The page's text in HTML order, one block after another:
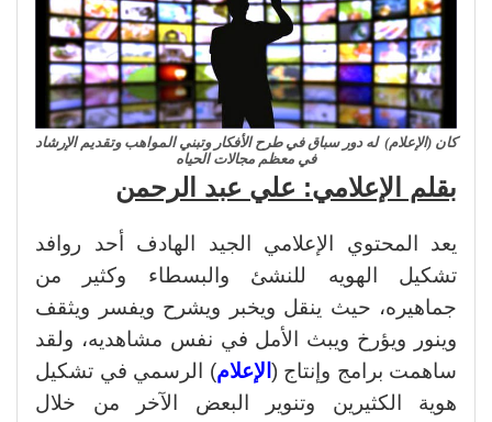
كان (الإعلام) له دور سباق في طرح الأفكار وتبني المواهب وتقديم الإرشاد
في معظم مجالات الحياه
بقلم الإعلامي: علي عبد الرحمن
يعد المحتوي الإعلامي الجيد الهادف أحد روافد
تشكيل الهويه للنشئ والبسطاء وكثير من
جماهيره، حيث ينقل ويخبر ويشرح ويفسر ويثقف
وينور ويؤرخ ويبث الأمل في نفس مشاهديه، ولقد
ساهمت برامج وإنتاج ( الإعلام) الرسمي في تشكيل
هوية الكثيرين وتنوير البعض الآخر من خلال